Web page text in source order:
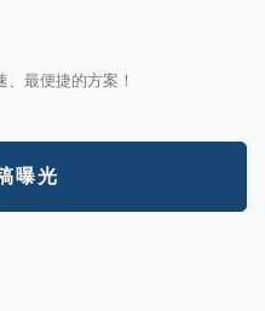
最便捷的方案！
曝光